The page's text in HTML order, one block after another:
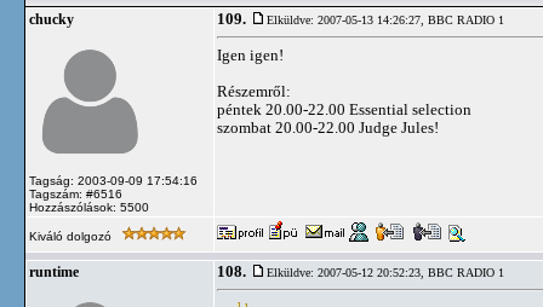
chucky
Tagság: 2003-09-09 17:54:16
Tagszám: #6516
Hozzászólások: 5500
109. Elküldve: 2007-05-13 14:26:27, BBC RADIO 1
Igen igen!
Részemről:
péntek 20.00-22.00 Essential selection
szombat 20.00-22.00 Judge Jules!
Kiváló dolgozó
runtime 108. Elküldve: 2007-05-12 20:52:23, BBC RADIO 1